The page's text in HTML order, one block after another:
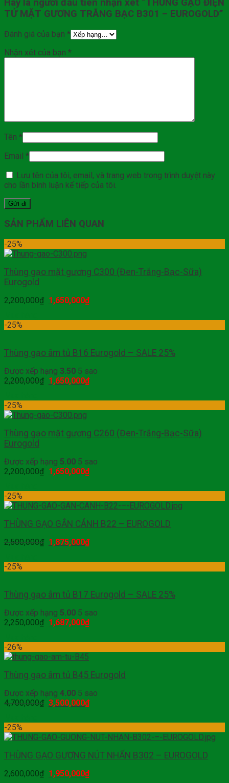
Hãy là người đầu tiên nhận xét “THÙNG GẠO ĐIỆN
TỬ MẶT GƯƠNG TRẮNG BẠC B301 – EUROGOLD”
Đánh giá của bạn *
Nhận xét của bạn *
Tên *
Email *
Lưu tên của tôi, email, và trang web trong trình duyệt này
cho lần bình luận kế tiếp của tôi.
SẢN PHẨM LIÊN QUAN
-25%
Thùng gạo mặt gương C300 (Đen-Trắng-Bạc-Sữa)
Eurogold
2,200,000₫ 1,650,000₫
-25%
Thùng gạo âm tủ B16 Eurogold – SALE 25%
Được xếp hạng 3.50 5 sao
2,200,000₫ 1,650,000₫
-25%
Thùng gạo mặt gương C260 (Đen-Trắng-Bạc-Sữa)
Eurogold
Được xếp hạng 5.00 5 sao
2,200,000₫ 1,650,000₫
-25%
THÙNG GẠO GẮN CÁNH B22 – EUROGOLD
2,500,000₫ 1,875,000₫
-25%
Thùng gạo âm tủ B17 Eurogold – SALE 25%
Được xếp hạng 5.00 5 sao
2,250,000₫ 1,687,000₫
-26%
Thùng gạo âm tủ B45 Eurogold
Được xếp hạng 4.00 5 sao
4,700,000₫ 3,500,000₫
-25%
THÙNG GẠO GƯƠNG NÚT NHẤN B302 – EUROGOLD
2,600,000₫ 1,950,000₫